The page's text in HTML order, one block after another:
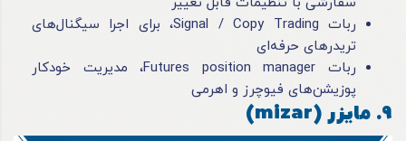
ربات Signal / Copy Trading، برای اجرا سیگنال‌های
تریدرهای حرفه‌ای
ربات Futures position manager، مدیریت خودکار
پوزیشن‌های فیوچرز و اهرمی
9. مایزر (mizar)